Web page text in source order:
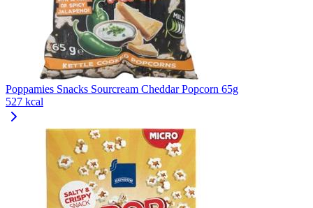
Poppamies Snacks Sourcream Cheddar Popcorn 65g
527 kcal